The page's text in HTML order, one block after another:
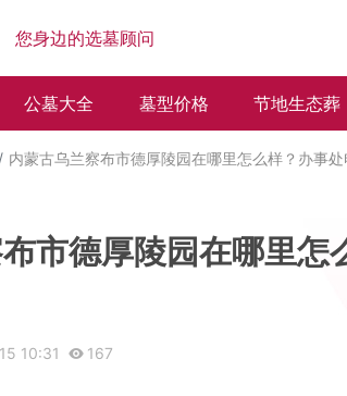
您身边的选墓顾问
公墓大全 墓型价格 节地生态葬
内蒙古乌兰察布市德厚陵园在哪里怎么样？办事
市德厚陵园在哪里
10:31 167